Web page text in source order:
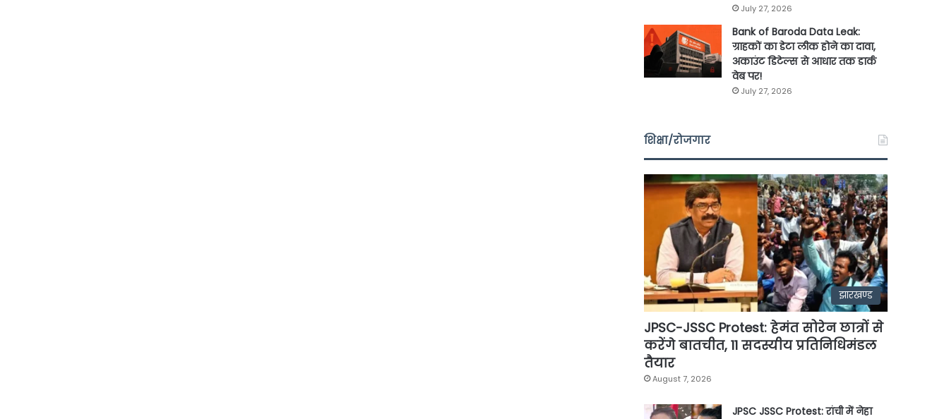
July 27, 2026
Bank of Baroda Data Leak:
ग्राहकों का डेटा लीक होने का दावा,
अकाउंट डिटेल्स से आधार तक डार्क
वेब पर!
July 27, 2026
शिक्षा/रोजगार
झारखण्ड
JPSC-JSSC Protest: हेमंत सोरेन छात्रों से
करेंगे बातचीत, 11 सदस्यीय प्रतिनिधिमंडल
तैयार
August 7, 2026
JPSC JSSC Protest: रांची में नेहा